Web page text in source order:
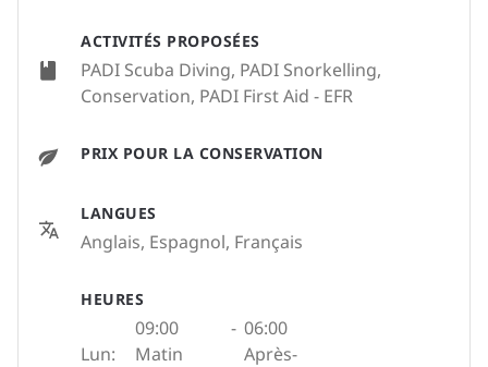
ACTIVITÉS PROPOSÉES
PADI Scuba Diving, PADI Snorkelling,
Conservation, PADI First Aid - EFR
PRIX POUR LA CONSERVATION
LANGUES
Anglais, Espagnol, Français
HEURES
Lun:
09:00
Matin
- 06:00
Après-